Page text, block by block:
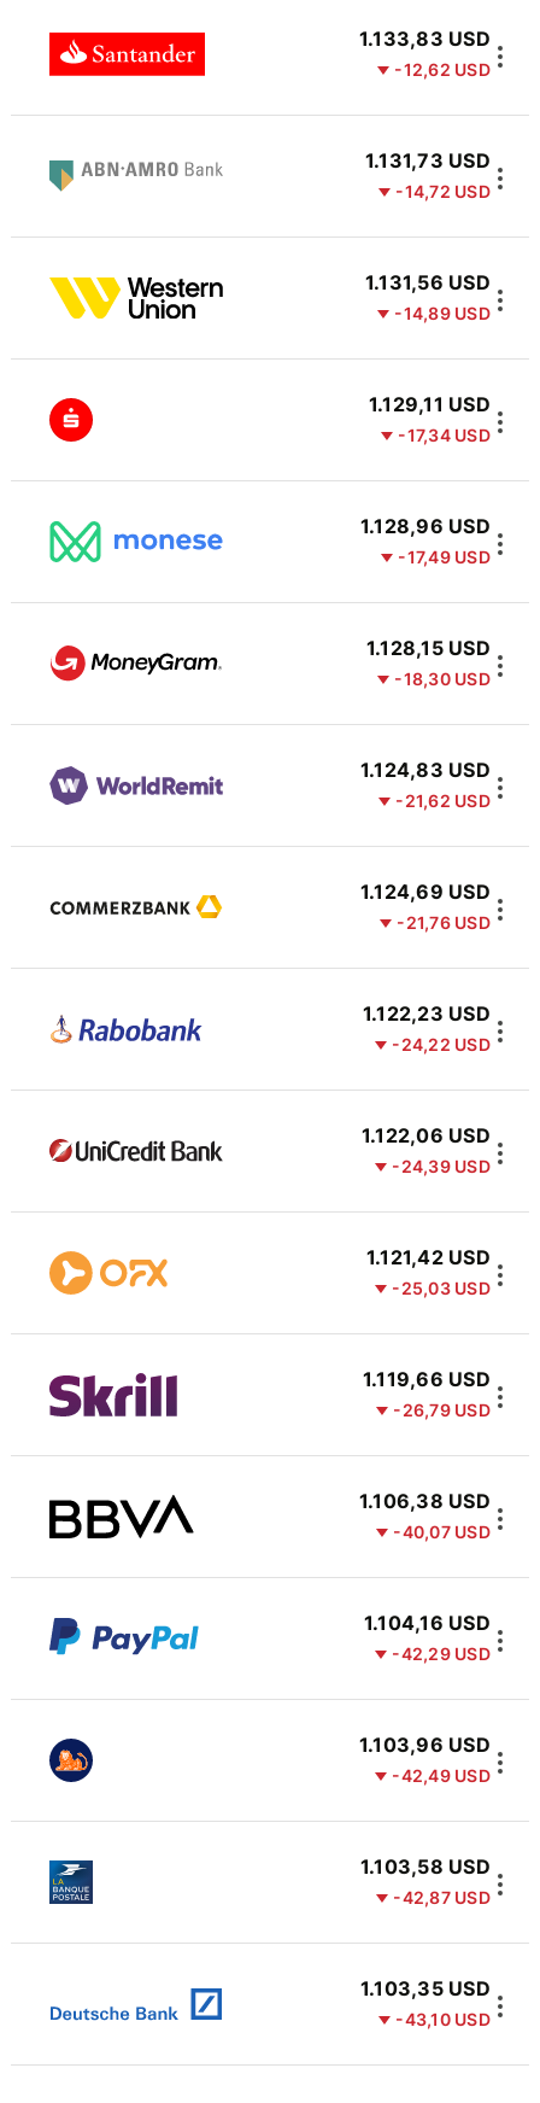
1.133,83 USD
-12,62 USD
1.131,73 USD
-14,72 USD
1.131,56 USD
-14,89 USD
1.129,11 USD
-17,34 USD
1.128,96 USD
-17,49 USD
1.128,15 USD
-18,30 USD
1.124,83 USD
-21,62 USD
1.124,69 USD
-21,76 USD
1.122,23 USD
-24,22 USD
1.122,06 USD
-24,39 USD
1.121,42 USD
-25,03 USD
1.119,66 USD
-26,79 USD
1.106,38 USD
-40,07 USD
1.104,16 USD
-42,29 USD
1.103,96 USD
-42,49 USD
1.103,58 USD
-42,87 USD
1.103,35 USD
-43,10 USD